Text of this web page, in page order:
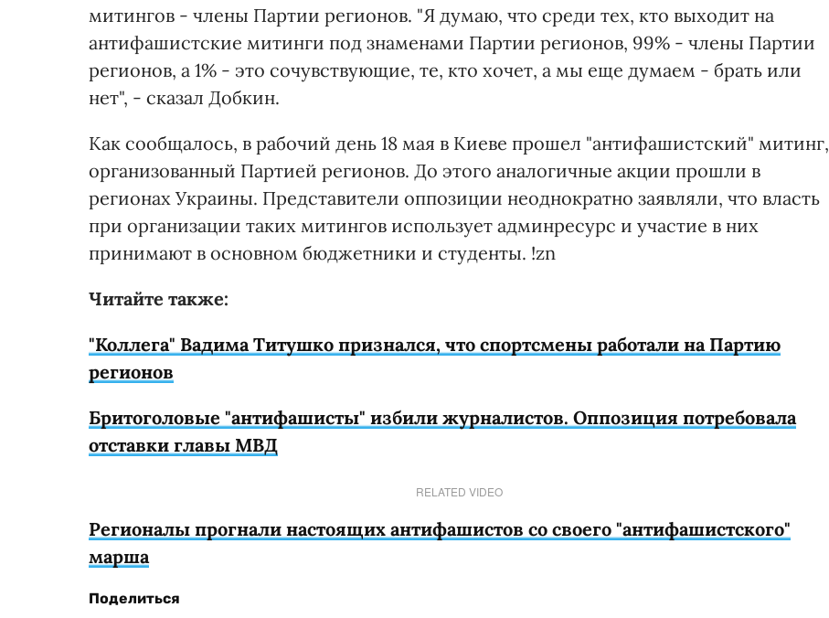
митингов - члены Партии регионов. "Я думаю, что среди тех, кто выходит на
антифашистские митинги под знаменами Партии регионов, 99% - члены Партии
регионов, а 1% - это сочувствующие, те, кто хочет, а мы еще думаем - брать или
нет", - сказал Добкин.
Как сообщалось, в рабочий день 18 мая в Киеве прошел "антифашистский" митинг,
организованный Партией регионов. До этого аналогичные акции прошли в
регионах Украины. Представители оппозиции неоднократно заявляли, что власть
при организации таких митингов использует админресурс и участие в них
принимают в основном бюджетники и студенты. !zn
Читайте также:
"Коллега" Вадима Титушко признался, что спортсмены работали на Партию
регионов
Бритоголовые "антифашисты" избили журналистов. Оппозиция потребовала
отставки главы МВД
RELATED VIDEO
Регионалы прогнали настоящих антифашистов со своего "антифашистского"
марша
Поделиться